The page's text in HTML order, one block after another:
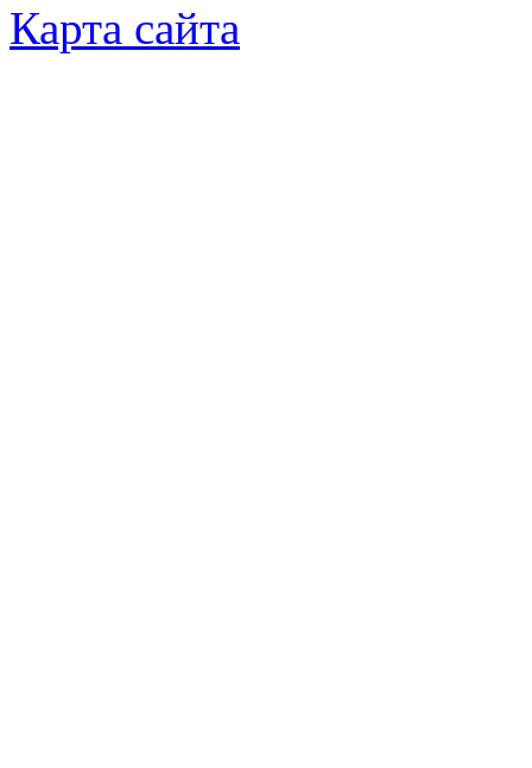
Карта сайта